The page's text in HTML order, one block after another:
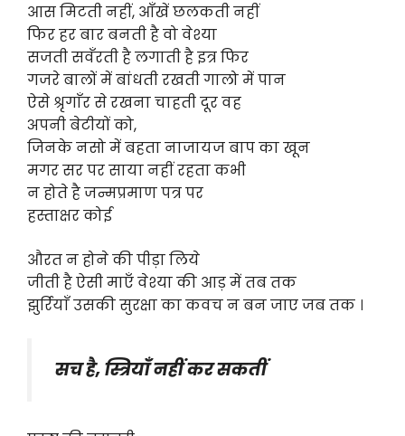
आस मिटती नहीं, आँखें छलकती नहीं
फिर हर बार बनती है वो वेश्या
सजती सवँरती है लगाती है इत्र फिर
गजरे बालों में बांधती रखती गालो में पान
ऐसे श्रृगाँर से रखना चाहती दूर वह
अपनी बेटीयों को,
जिनके नसो में बहता नाजायज बाप का खून
मगर सर पर साया नहीं रहता कभी
न होते है जन्मप्रमाण पत्र पर
हस्ताक्षर कोई
औरत न होने की पीड़ा लिये
जीती है ऐसी माएँ वेश्या की आड़ में तब तक
झुर्रियाँ उसकी सुरक्षा का कवच न बन जाए जब तक ।
सच है, स्त्रियाँ नहीं कर सकतीं